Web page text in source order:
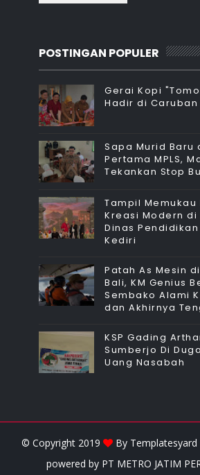
POSTINGAN POPULER
Gerai Kopi
Hadir di Caruban
Sapa Murid Baru
Pertama MPLS,
Tekankan Stop
Tampil Memukau
Kreasi Modern di
Dinas
Kediri
Patah As Mesin
Bali, KM Genius
Sembako Alami
dan Akhirnya
KSP Gading
Sumberjo Di
Uang Nasabah
© Copyright 2019 By Templatesyard
powered by PT METRO JATIM